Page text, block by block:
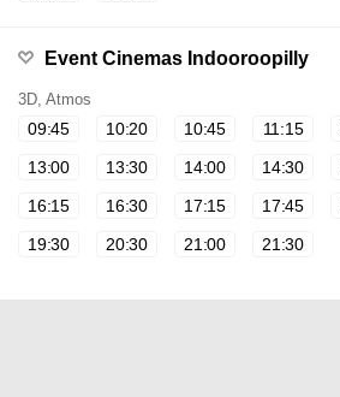
Event Cinemas Indooroopilly
3D, Atmos
09:45 10:20 10:45 11:15
13:00
13:30 14:00 14:30
16:15
16:30 17:15 17:45
19:30
20:30 21:00 21:30